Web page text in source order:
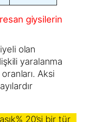
giysilerin
olan
yaralanma
Aksi
20’si bir tür